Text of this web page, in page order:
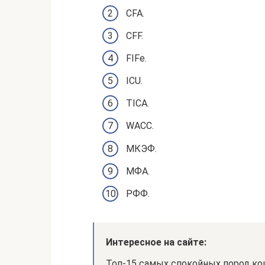
CFA.
CFF.
FIFe.
ICU.
TICA.
WACC.
МКЭФ.
МФА.
РФФ.
Интересное на сайте: